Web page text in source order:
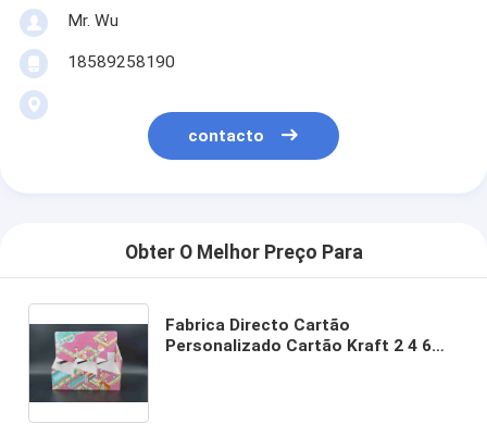
Mr. Wu
18589258190
contacto
Obter O Melhor Preço Para
Fabrica Directo Cartão
Personalizado Cartão Kraft 2 4 6